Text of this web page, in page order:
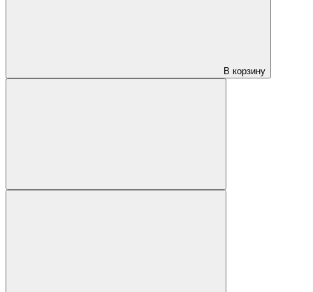
В корзину